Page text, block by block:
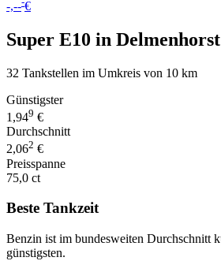
-,-- €
Super E10 in Delmenhorst
32 Tankstellen im Umkreis von 10 km
Günstigster
1,949 €
Durchschnitt
2,062 €
Preisspanne
75,0 ct
Beste Tankzeit
Benzin ist im bundesweiten Durchschnitt
günstigsten.